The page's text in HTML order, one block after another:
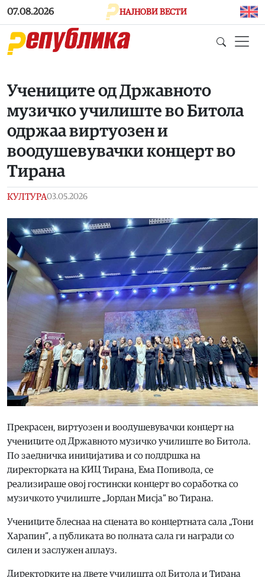
Skip to main content
07.08.2026 НАЈНОВИ ВЕСТИ
Учениците од Државното
музичко училиште во Битола
одржаа виртуозен и
воодушевувачки концерт во
Тирана
КУЛТУРА03.05.2026
Прекрасен, виртуозен и воодушевувачки концерт на
учениците од Државното музичко училиште во Битола.
По заедничка иницијатива и со поддршка на
директорката на КИЦ Тирана, Ема Попивода, се
реализираше овој гостински концерт во соработка со
музичкото училиште „Јордан Мисја“ во Тирана.
Учениците блеснаа на сцената во концертната сала „Тони
Харапин“, а публиката во полната сала ги награди со
силен и заслужен аплауз.
Директорките на двете училишта од Битола и Тирана